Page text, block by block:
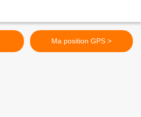
Ma position GPS >